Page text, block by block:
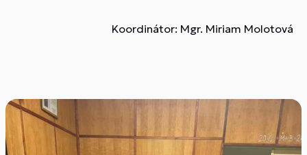
Koordinátor: Mgr. Miriam Molotová